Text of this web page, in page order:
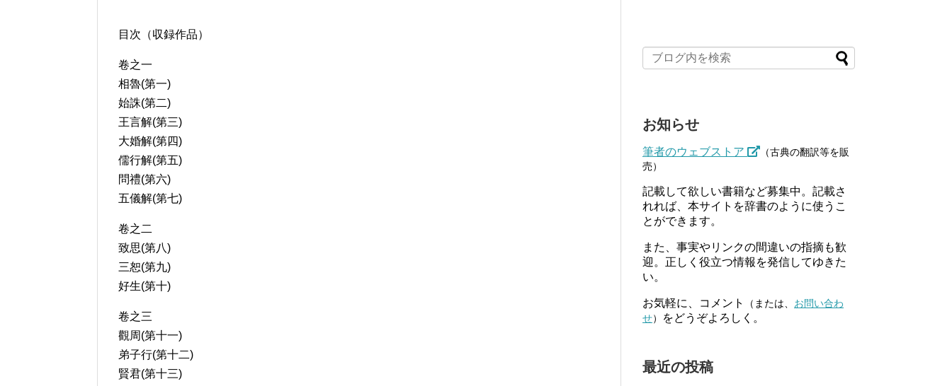
目次（収録作品）
卷之一
相魯(第一)
始誅(第二)
王言解(第三)
大婚解(第四)
儒行解(第五)
問禮(第六)
五儀解(第七)
卷之二
致思(第八)
三恕(第九)
好生(第十)
卷之三
觀周(第十一)
弟子行(第十二)
賢君(第十三)
お知らせ
筆者のウェブストア
（古典の翻訳等を販
売）
記載して欲しい書籍など募集中。記載さ
れれば、本サイトを辞書のように使うこ
とができます。
また、事実やリンクの間違いの指摘も歓
迎。正しく役立つ情報を発信してゆきた
い。
お気軽に、コメント （または、 お問い合わ
せ） をどうぞよろしく。
最近の投稿